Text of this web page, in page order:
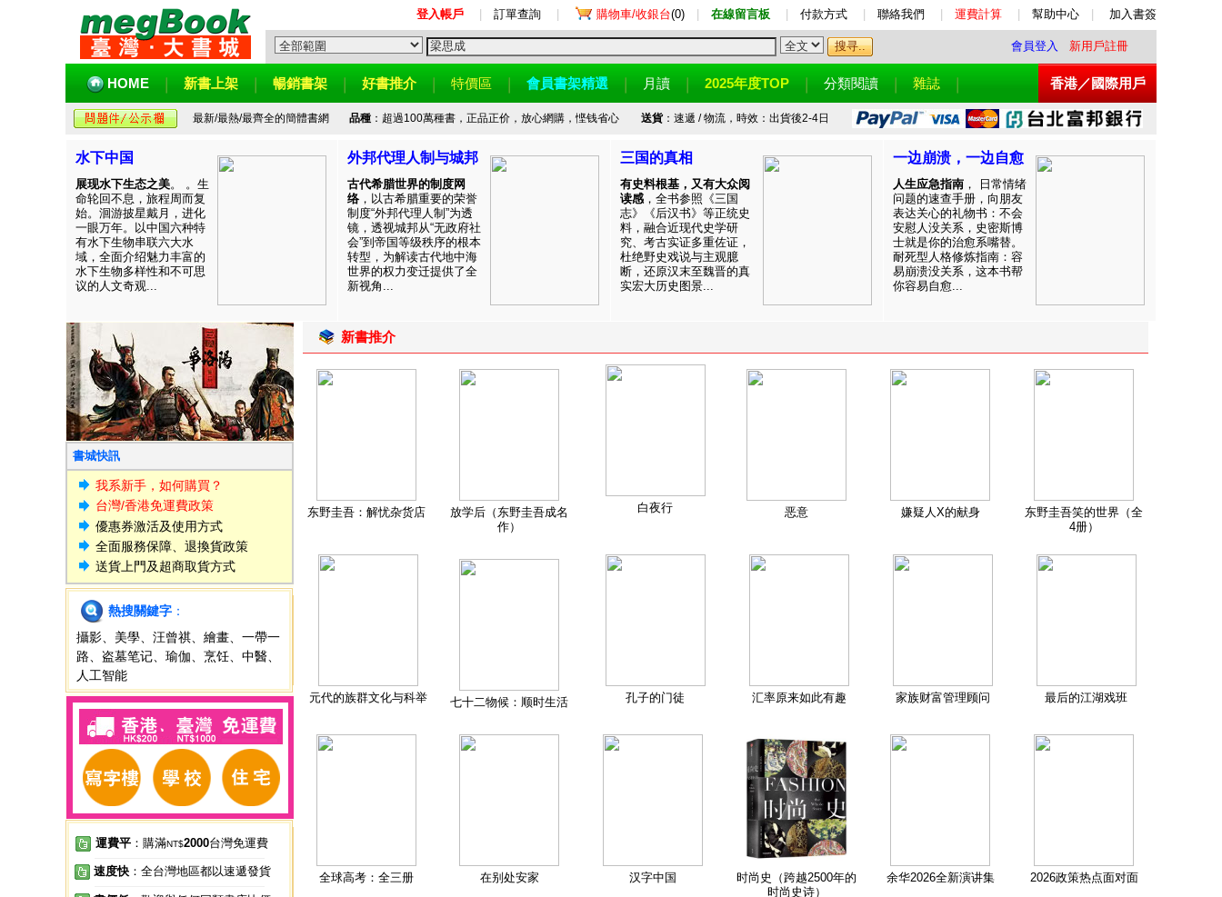
登入帳戶 訂單查詢 購物車/收銀台(0) 在線留言板 付款方式 聯絡我們 運費計算 幫助中心 加入書簽
會員登入 新用戶註冊
HOME 新書上架 暢銷書架 好書推介 特價區 會員書架精選 月讀 2025年度TOP 分類閱讀 雜誌 香港／國際用戶
最新/最熱/最齊全的簡體書網 品種：超過100萬種書，正品正价，放心網購，悭钱省心 送貨：速遞 / 物流，時效：出貨後2-4日
水下中国
展现水下生态之美。 。生
命轮回不息，旅程周而复
始。洄游披星戴月，进化
一眼万年。以中国六种特
有水下生物串联六大水
域，全面介绍魅力丰富的
水下生物多样性和不可思
议的人文奇观...
外邦代理人制与城邦
古代希腊世界的制度网
络 ，以古希腊重要的荣誉
制度“外邦代理人制”为透
镜，透视城邦从“无政府社
会”到帝国等级秩序的根本
转型，为解读古代地中海
世界的权力变迁提供了全
新视角...
三国的真相
有史料根基，又有大众阅
读感 ，全书参照《三国
志》《后汉书》等正统史
料，融合近现代史学研
究、考古实证多重佐证，
杜绝野史戏说与主观臆
断，还原汉末至魏晋的真
实宏大历史图景...
一边崩溃，一边自愈
人生应急指南 ， 日常情绪
问题的速查手册，向朋友
表达关心的礼物书：不会
安慰人没关系，史密斯博
士就是你的治愈系嘴替。
耐死型人格修炼指南：容
易崩溃没关系，这本书帮
你容易自愈...
書城快訊
我系新手，如何購買？
台灣/香港免運費政策
優惠券激活及使用方式
全面服務保障、退換貨政策
送貨上門及超商取貨方式
熱搜關鍵字 ：
攝影
美學 汪曾祺 繪畫
一帶一
路
盗墓笔记 瑜伽 烹饪 中醫
人工智能
運費平 ：購滿NT$2000台灣免運費
速度快 ：全台灣地區都以速遞發貨
新書推介
东野圭吾：解忧杂货店
放学后（东野圭吾成名
作）
白夜行 恶意 嫌疑人X的献身
东野圭吾笑的世界（全
4册）
元代的族群文化与科举 七十二物候：顺时生活 孔子的门徒 汇率原来如此有趣 家族财富管理顾问 最后的江湖戏班
全球高考：全三册 在别处安家 汉字中国
时尚史（跨越2500年的
时尚史诗）
余华2026全新演讲集 2026政策热点面对面